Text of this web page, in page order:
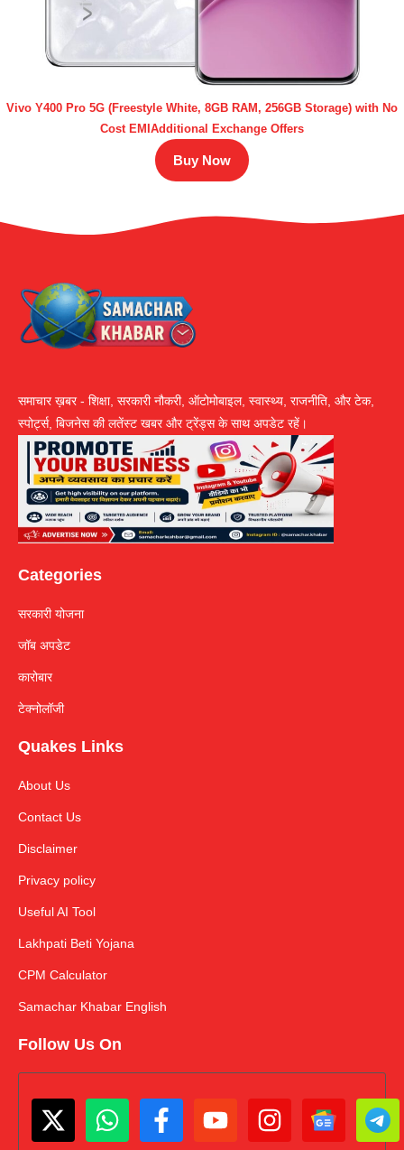
Vivo Y400 Pro 5G (Freestyle White, 8GB RAM, 256GB Storage) with No
Cost EMIAdditional Exchange Offers
Buy Now
समाचार ख़बर - शिक्षा, सरकारी नौकरी, ऑटोमोबाइल, स्वास्थ्य, राजनीति, और टेक,
स्पोर्ट्स, बिजनेस की लतेंस्ट खबर और ट्रेंड्स के साथ अपडेट रहें।
Categories
सरकारी योजना
जॉब अपडेट
कारोबार
टेक्नोलॉजी
Quakes Links
About Us
Contact Us
Disclaimer
Privacy policy
Useful AI Tool
Lakhpati Beti Yojana
CPM Calculator
Samachar Khabar English
Follow Us On